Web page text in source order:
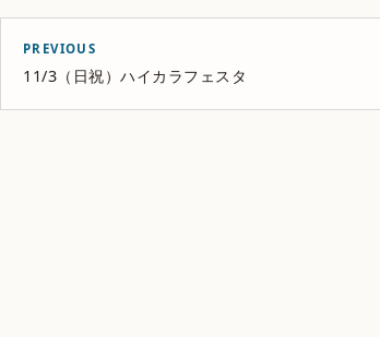
PREVIOUS
11/3（日祝）ハイカラフェスタ